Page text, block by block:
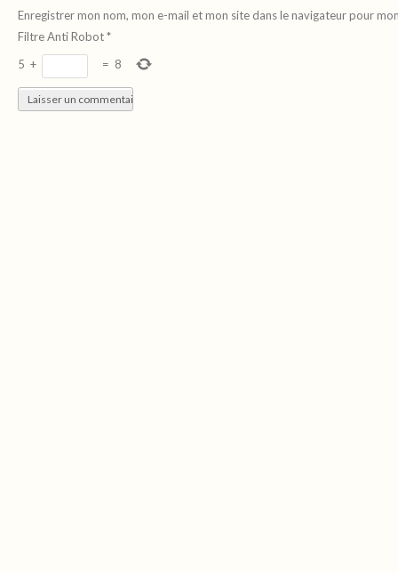
Enregistrer mon nom, mon e-mail et mon site dans le navigateur pour
Filtre Anti Robot*
5 + = 8